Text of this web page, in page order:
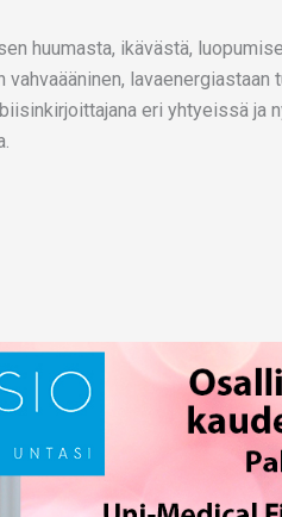
huumasta, ikävästä,
lavaenergiastaan
eri yhtyeissä ja